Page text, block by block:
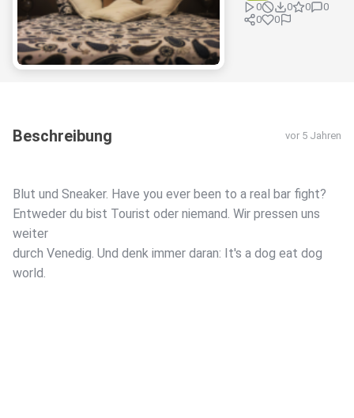
0 0 0
0
0
0
Beschreibung vor 5 Jahren
Blut und Sneaker. Have you ever been to a real bar fight?
Entweder du bist Tourist oder niemand. Wir pressen uns
weiter
durch Venedig. Und denk immer daran: It's a dog eat dog
world.